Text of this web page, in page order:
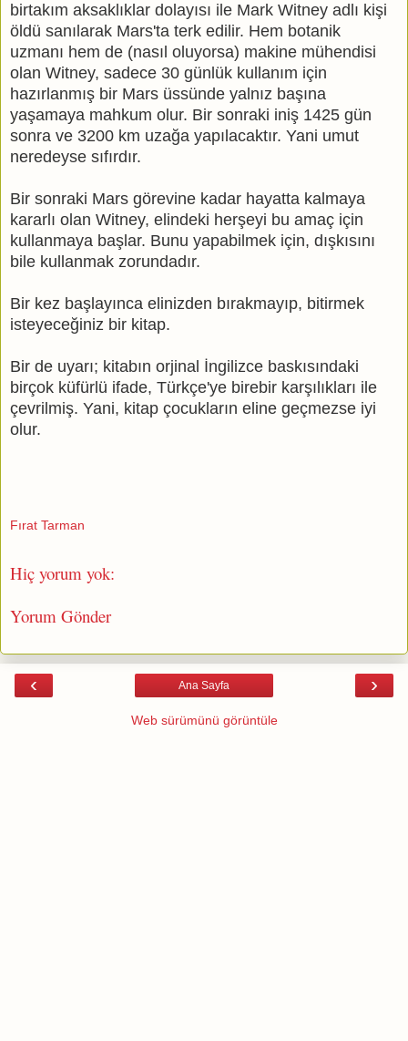
birtakım aksaklıklar dolayısı ile Mark Witney adlı kişi
öldü sanılarak Mars'ta terk edilir. Hem botanik
uzmanı hem de (nasıl oluyorsa) makine mühendisi
olan Witney, sadece 30 günlük kullanım için
hazırlanmış bir Mars üssünde yalnız başına
yaşamaya mahkum olur. Bir sonraki iniş 1425 gün
sonra ve 3200 km uzağa yapılacaktır. Yani umut
neredeyse sıfırdır.
Bir sonraki Mars görevine kadar hayatta kalmaya
kararlı olan Witney, elindeki herşeyi bu amaç için
kullanmaya başlar. Bunu yapabilmek için, dışkısını
bile kullanmak zorundadır.
Bir kez başlayınca elinizden bırakmayıp, bitirmek
isteyeceğiniz bir kitap.
Bir de uyarı; kitabın orjinal İngilizce baskısındaki
birçok küfürlü ifade, Türkçe'ye birebir karşılıkları ile
çevrilmiş. Yani, kitap çocukların eline geçmezse iyi
olur.
Fırat Tarman
Hiç yorum yok:
Yorum Gönder
‹ ›
Ana Sayfa
Web sürümünü görüntüle